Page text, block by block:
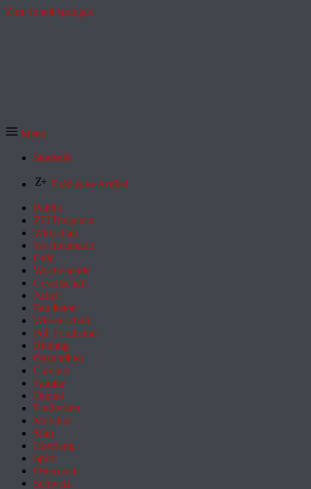
Zum Inhalt springen
Menü
Startseite
Exklusive Artikel
Politik
ZEITmagazin
Wirtschaft
Wochenmarkt
Geld
Wochenende
Gesellschaft
Arbeit
Feuilleton
Wissenschaft
Pol. Feuilleton
Bildung
Gesundheit
Campus
Familie
Digital
Entdecken
Mobilität
Sinn
Hamburg
Sport
Österreich
Schweiz